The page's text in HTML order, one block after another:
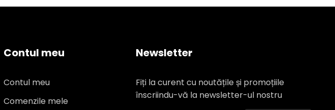
Contul meu
Contul meu
Comenzile mele
Newsletter
Fiți la curent cu noutățile și promoțiile
înscriindu-vă la newsletter-ul nostru